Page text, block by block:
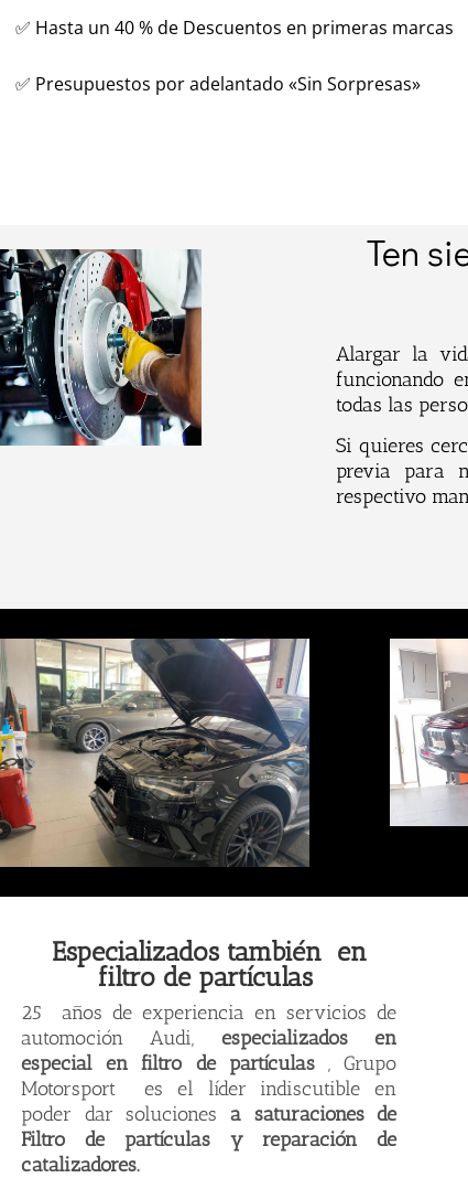
✅ Hasta un 40 % de Descuentos en primeras marcas
✅ Presupuestos por adelantado «Sin Sorpresas»
Ten
Alargar la
funcionando
todas las
Si quieres
previa para
respectivo
Especializados también en
filtro de partículas
25 años de experiencia en servicios de
automoción Audi, especializados en
especial en filtro de partículas, Grupo
Motorsport es el líder indiscutible en
poder dar soluciones a saturaciones de
Filtro de partículas y reparación de
catalizadores.